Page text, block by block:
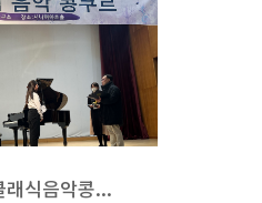
식음악콩...